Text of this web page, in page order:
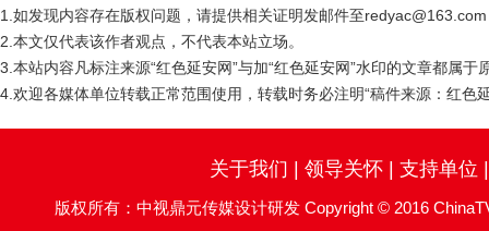
1.如发现内容存在版权问题，请提供相关证明发邮件至
2.本文仅代表该作者观点，不代表本站立场。
3.本站内容凡标注来源“红色延安网”与加“红色延安网”水印的文章都属
4.欢迎各媒体单位转载正常范围使用，转载时务必注明“稿件来源：红色
关于我们 领导关怀| 支持单位
版权所有：中视鼎元传媒设计研发 Copyright © 2016